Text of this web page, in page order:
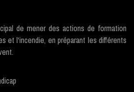
de mener des actions de formation
et l'incendie, en préparant les différents